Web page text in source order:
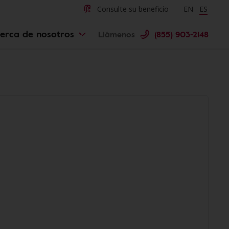
Consulte su beneficio Change
EN ES
de nosotros Llámenos (855) 903-2148